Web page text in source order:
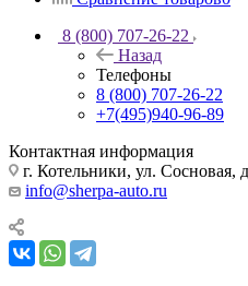
8 (800) 707-26-22
Назад
Телефоны
8 (800) 707-26-22
+7(495)940-96-89
Контактная информация
г. Котельники, ул. Сосновая,
info@sherpa-auto.ru